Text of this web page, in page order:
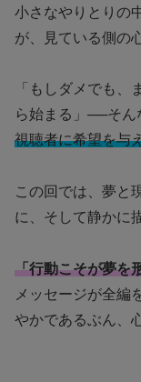
小さなやりとりの
が、見ている側の
「もしダメでも
ら始まる」──そん
視聴者に希望を与
この回では、夢と
に、そして静かに
「行動こそが夢を
メッセージが全編
やかであるぶん、